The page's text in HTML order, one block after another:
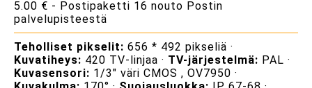
5.00 € - Postipaketti 16 nouto Postin
palvelupisteestä
Teholliset pikselit: 656 * 492 pikseliä ·
Kuvatiheys: 420 TV-linjaa · TV-järjestelmä: PAL ·
Kuvasensori: 1/3" väri CMOS , OV7950 ·